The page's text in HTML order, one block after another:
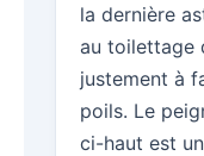
la dernière
au toilettage
justement à
poils. Le
ci-haut est